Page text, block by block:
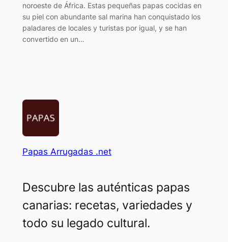
noroeste de África. Estas pequeñas papas cocidas en
su piel con abundante sal marina han conquistado los
paladares de locales y turistas por igual, y se han
convertido en un…
Papas Arrugadas .net
Descubre las auténticas papas
canarias: recetas, variedades y
todo su legado cultural.